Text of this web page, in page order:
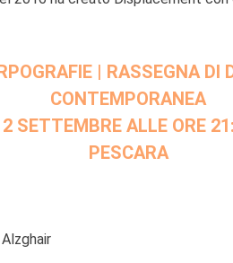
| RASSEGNA DI
CONTEMPORANEA
2 SETTEMBRE ALLE ORE
PESCARA